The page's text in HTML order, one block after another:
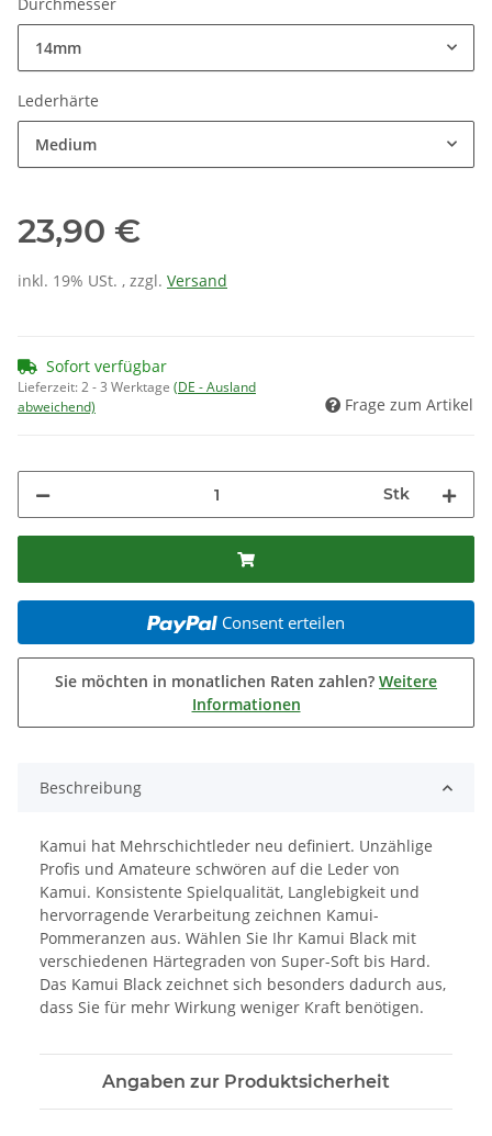
14mm
Lederhärte
Medium
23,90 €
inkl. 19% USt. , zzgl. Versand
Sofort verfügbar
Lieferzeit:2 - 3 Werktage (DE - Ausland
abweichend)
Frage zum Artikel
Stk
Consent erteilen
Sie möchten in monatlichen Raten zahlen? Weitere
Informationen
Beschreibung
Kamui hat Mehrschichtleder neu definiert. Unzählige
Profis und Amateure schwören auf die Leder von
Kamui. Konsistente Spielqualität, Langlebigkeit und
hervorragende Verarbeitung zeichnen Kamui-
Pommeranzen aus. Wählen Sie Ihr Kamui Black mit
verschiedenen Härtegraden von Super-Soft bis Hard.
Das Kamui Black zeichnet sich besonders dadurch aus,
dass Sie für mehr Wirkung weniger Kraft benötigen.
Angaben zur Produktsicherheit